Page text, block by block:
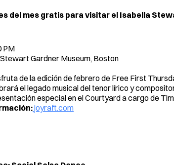
del mes gratis para visitar el Isabella
PM
Gardner Museum, Boston
de la edición de febrero de Free First
el legado musical del tenor lírico y
especial en el Courtyard a cargo de Tim
joyraft.com